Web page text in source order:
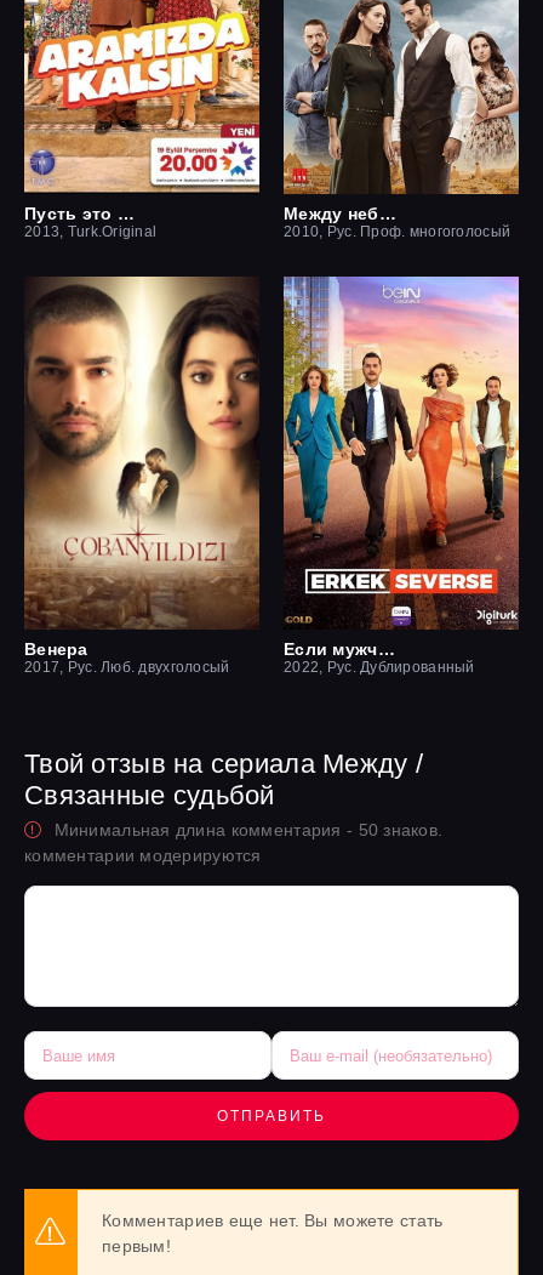
Пусть это останется между нами
2013, Turk.Original
Между небом и землей / Небесная любовь
2010, Рус. Проф. многоголосый
Венера
2017, Рус. Люб. двухголосый
Если мужчина влюблен
2022, Рус. Дублированный
Твой отзыв на сериала Между /
Связанные судьбой
Минимальная длина комментария - 50 знаков.
комментарии модерируются
ОТПРАВИТЬ
Комментариев еще нет. Вы можете стать
первым!